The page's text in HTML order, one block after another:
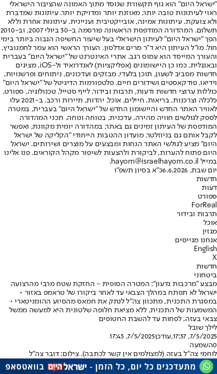
"ישראל היום" הוא גוף תקשורת שנוסד מתוך האמונה שהציבור הישראלי
ראוי לעיתונות טובה יותר, מאוזנת יותר ומדויקת יותר. עיתונות שמדברת
ולא צועקת. עיתונות אמינה, אובייקטיבית ועניינית. עיתונות אחרת וללא
תשלום. המהדורה המודפסת הראשונה פורסמה ב-30 ביולי 2007, וב-2010
הפך "ישראל היום" לעיתון הישראלי בעל שיעור החשיפה הגבוה ביותר בימי
חול. מו"ל העיתון היא ד"ר מרים אדלסון. העורך הראשי הוא עמר לחמנוביץ,
והעורך המייסד הוא עמוס רגב. אתרי האינטרנט של "ישראל היום" בעברית
ובאנגלית, כמו כן היישומונים (אפליקציות) לאנדרואיד ול-iOS, מציגים
חדשות מסביב לשעון, תוכן בלעדי, מבזקים ועדכונים, ניתוחים ופרשנויות,
וידיאו, פודקאסטים ושידורים חיים. פלטפורמות הדיגיטל של "ישראל היום"
כוללות ערוצי חדשות ודעות, תרבות ובידור, לייף סטייל, טכנולוגיה, ספורט,
כלכלה וצרכנות, בריאות, חיילים, אוכל, יהדות, תיירות ורכב. ב-2021 עלו
לאוויר האתר החדש והיישומון החדש של "ישראל היום" בעברית, במטרה
לספק לגולשים חוויה מהירה, עדכנית, בטוחה ונוחה. תכני המהדורה
המודפסת של העיתון זמינים גם באתר, במהדורה יומית מקוונת, ואפשר
לקבל אותם גם בניוזלטר. מועדון ההטבות הייחודי "הקליקה של ישראל
היום" מציע לגולשי האתר הנחות ומבצעים על מוצרים ושירותים. ישראל
היום פתוח להערות, לביקורת ולהצעות לשיפור מקהל הקוראים. פנו אלינו
במייל hayom@israelhayom.co.il.
יום שבת, 6.6.2026
כ"א בסיון תשפ"ו
חדשות
דעות
ספורט
ForReal
תרבות ובידור
אוכל
מגזין
אנחנו מגייסים
English
X
חדשות
ביטחוני
מבצע "מרכבות גדעון": המטרה הסופית - החזקת שטח מרבי מהרצועה
ישראל לא תפתח במהלך הצבאי עד לאחר ביקורו של טראמפ באזור •
במסגרת התכנית, מתכוון צה"ל לנתק את חמאס מהסיוע ההומניטארי •
המשמעות של התכנית, ללא מציאת חלופה שלטונית היא למעשה ממשל
צבאי בעזה, לפחות עד להשבת החטופים
לילך שובל
7/5/2025, 17:37
,עודכן7/5/2025, 17:43
0השמעה
לוחמי צה"ל בעזה (למצולמים אין קשר לכתבה). צילום: דובר צה"ל